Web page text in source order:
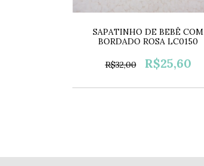
SAPATINHO DE BEBÊ COM
BORDADO ROSA LC0150
R$32,00 R$25,60